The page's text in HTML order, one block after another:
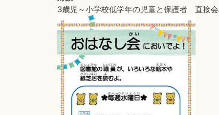
3歳児～小学校低学年の児童と保護者 直接